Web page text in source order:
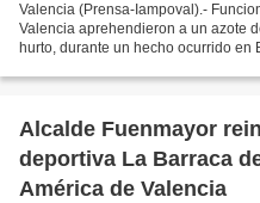
Valencia (Prensa-Iampoval).-
Valencia aprehendieron a un azote
hurto, durante un hecho ocurrido
Alcalde Fuenmayor
deportiva La Barraca
América de Valencia